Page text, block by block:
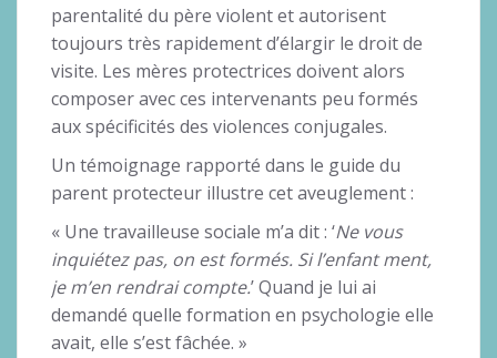
parentalité du père violent et autorisent
toujours très rapidement d’élargir le droit de
visite. Les mères protectrices doivent alors
composer avec ces intervenants peu formés
aux spécificités des violences conjugales.
Un témoignage rapporté dans le guide du
parent protecteur illustre cet aveuglement :
« Une travailleuse sociale m’a dit : ‘Ne vous
inquiétez pas, on est formés. Si l’enfant ment,
je m’en rendrai compte.’ Quand je lui ai
demandé quelle formation en psychologie elle
avait, elle s’est fâchée. »